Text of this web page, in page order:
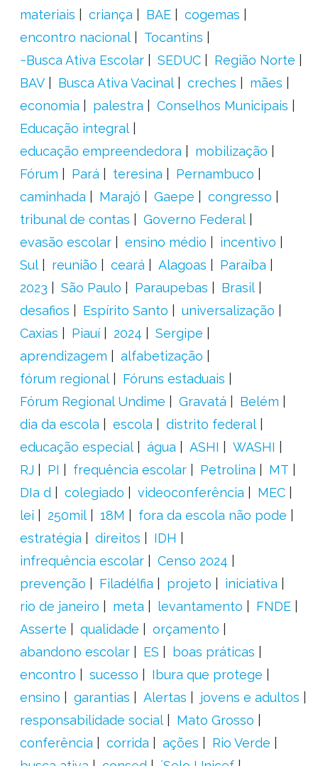
materiais
criança BAE
cogemas
encontro nacional
Tocantins
~Busca Ativa Escolar
SEDUC
Região Norte
BAV
Busca Ativa Vacinal creches
mães
economia
palestra
Conselhos Municipais
Educação integral
educação empreendedora
mobilização
Fórum
Pará teresina
Pernambuco
caminhada
Marajó Gaepe
congresso
tribunal de contas
Governo Federal
evasão escolar
ensino médio
incentivo
Sul
reunião ceará Alagoas
Paraíba
2023
São Paulo Paraupebas
Brasil
desafios
Espírito Santo
universalização
Caxias
Piauí 2024
Sergipe
aprendizagem
alfabetização
fórum regional
Fóruns estaduais
Fórum Regional Undime
Gravatá
Belém
dia da escola
escola
distrito federal
educação especial
água ASHI
WASHI
RJ
PI frequência escolar Petrolina
MT
DIa d
colegiado videoconferência
MEC
lei
250mil 18M
fora da escola não pode
estratégia
direitos
IDH
infrequência escolar
Censo 2024
prevenção
Filadélfia projeto
iniciativa
rio de janeiro
meta levantamento
FNDE
Asserte
qualidade
orçamento
abandono escolar
ES
boas práticas
encontro
sucesso
Ibura que protege
ensino
garantias Alertas
jovens e adultos
responsabilidade social
Mato Grosso
conferência
corrida ações
Rio Verde